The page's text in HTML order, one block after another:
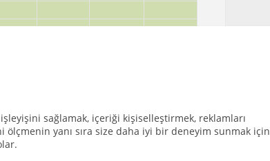
sağlamak, içeriği kişiselleştirmek, reklamları
ölçmenin yanı sıra size daha iyi bir deneyim sunmak için